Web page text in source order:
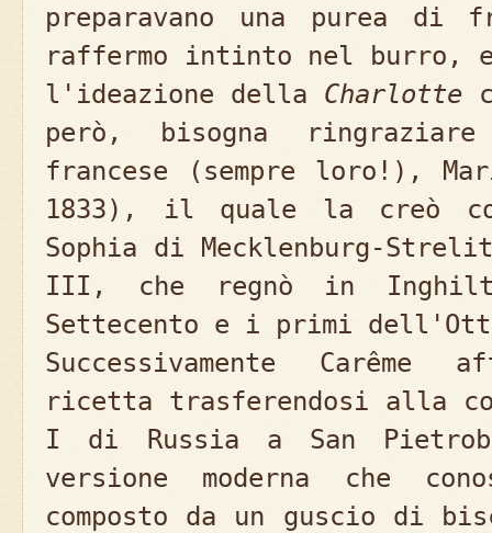
preparavano una purea di
raffermo intinto nel burro,
l'ideazione della Charlotte
però, bisogna
francese (sempre loro!),
1833), il quale la creò
Sophia di Mecklenburg-
III, che regnò in
Settecento e i primi
Successivamente
ricetta trasferendosi alla
I di Russia a San
versione moderna che
composto da un guscio di